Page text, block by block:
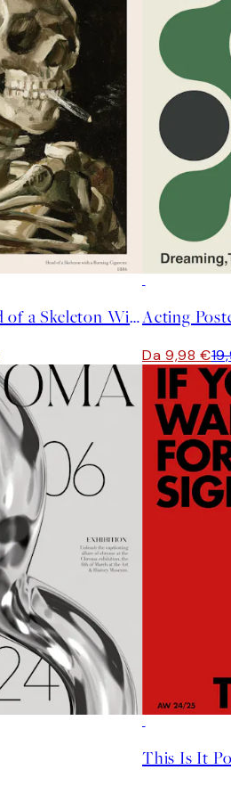
Van Gogh - Head of a Skeleton With a Burning Cigarette PosterActing
Da 9,98 €
This Is It